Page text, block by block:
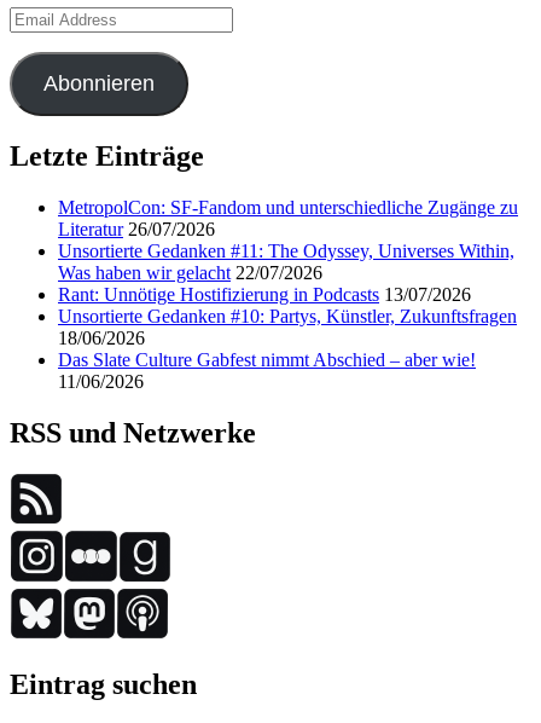
Email
Address
Abonnieren
Letzte Einträge
MetropolCon: SF-Fandom und unterschiedliche Zugänge zu
Literatur 26/07/2026
Unsortierte Gedanken #11: The Odyssey, Universes Within,
Was haben wir gelacht 22/07/2026
Rant: Unnötige Hostifizierung in Podcasts 13/07/2026
Unsortierte Gedanken #10: Partys, Künstler, Zukunftsfragen
18/06/2026
Das Slate Culture Gabfest nimmt Abschied – aber wie!
11/06/2026
RSS und Netzwerke
Eintrag suchen